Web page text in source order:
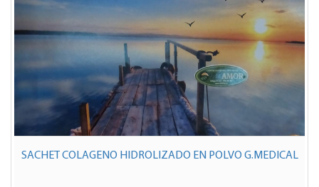
SACHET COLAGENO HIDROLIZADO EN POLVO G.MEDICAL